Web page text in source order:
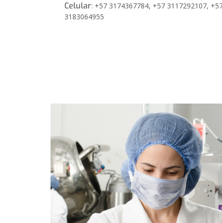
Celular: +57 3174367784, +57 3117292107,
3183064955
servicio